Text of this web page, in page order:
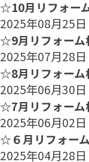
☆10月リフォー
2025年08月25日
☆9月リフォー
2025年07月28日
☆8月リフォー
2025年06月30日
☆7月リフォー
2025年06月02日
☆６月リフォー
2025年04月28日